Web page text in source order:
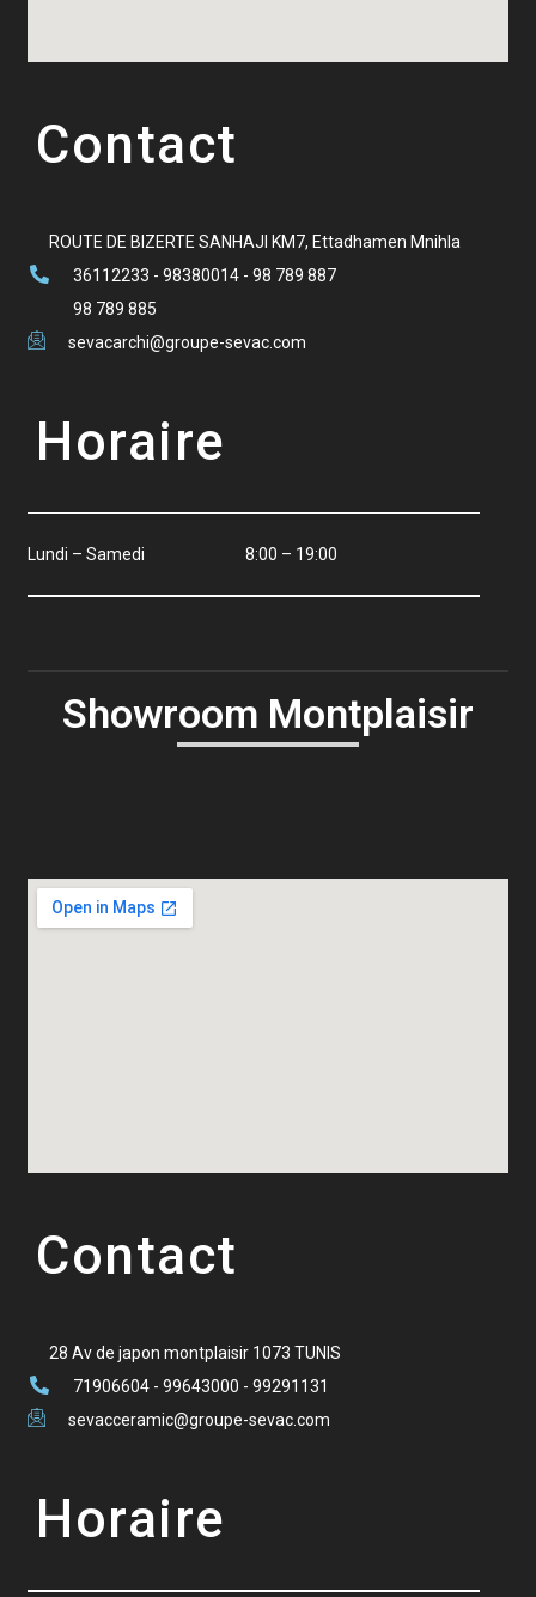
Contact
ROUTE DE BIZERTE SANHAJI KM7, Ettadhamen Mnihla
36112233 - 98380014 - 98 789 887
98 789 885
sevacarchi@groupe-sevac.com
Horaire
Lundi – Samedi 8:00 – 19:00
Showroom Montplaisir
Contact
28 Av de japon montplaisir 1073 TUNIS
71906604 - 99643000 - 99291131
sevacceramic@groupe-sevac.com
Horaire